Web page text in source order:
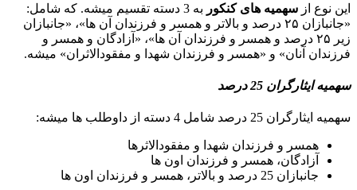
این نوع از سهمیه های کنکور
به 3 دسته تقسیم میشه. که شامل:
«جانبازان ۲۵ درصد و بالاتر و همسر و فرزندان آن ها»، «جانبازان
زیر ۲۵ درصد و همسر و فرزندان آن ها»، «آزادگان و همسر و
فرزندان آنان» و «همسر و فرزندان شهدا و مفقودالاثران» میشه.
سهمیه ایثارگران 25 درصد
سهمیه ایثارگران 25 درصد شامل 4 دسته از داوطلب ها میشه:
همسر و فرزندان شهدا و مفقودالاثرها
آزادگان، همسر و فرزندان اون ها
جانبازان 25 درصد و بالاتر، همسر و فرزندان اون ها